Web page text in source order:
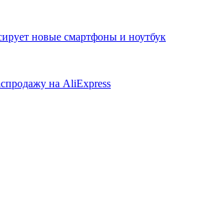
новые смартфоны и ноутбук
на AliExpress